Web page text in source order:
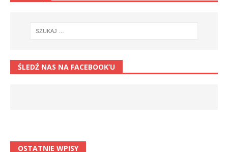
ŚLEDŹ NAS NA FACEBOOK’U
OSTATNIE WPISY